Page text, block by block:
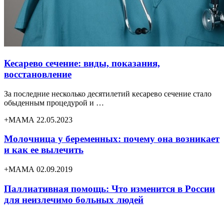
Кесарево сечение: виды, показания,
восстановление
За последние несколько десятилетий кесарево сечение стало
обыденным процедурой и …
+МАМА 22.05.2023
Молочница у беременных: почему она возникает
и как ее вылечить
+МАМА 02.09.2019
Паллиативная помощь: Что изменится в России
для неизлечимо больных людей